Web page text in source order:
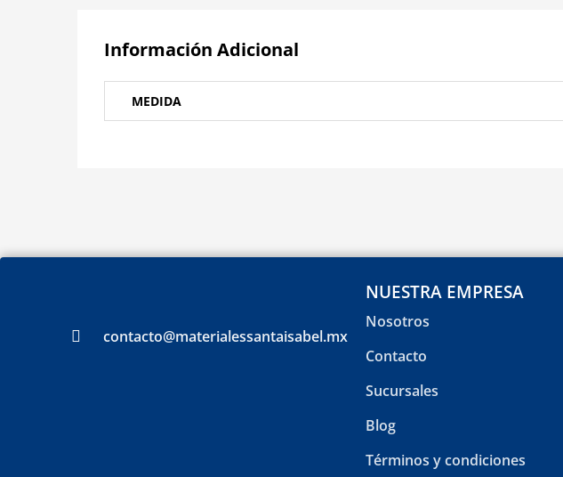
Información Adicional
MEDIDA
contacto@materialessantaisabel.mx
NUESTRA EMPRESA
Nosotros
Contacto
Sucursales
Blog
Términos y condiciones